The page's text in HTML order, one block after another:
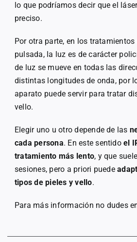
lo que podríamos decir que el
preciso.
Por otra parte, en los tratamientos
pulsada, la luz es de carácter
de luz se mueve en todas las
distintas longitudes de onda, por
aparato puede servir para tratar
vello.
Elegir uno u otro depende de las
cada persona. En este sentidoel
tratamiento más lento, y que
sesiones, pero a priori puede
tipos de pieles y vello.
Para más información no dudes